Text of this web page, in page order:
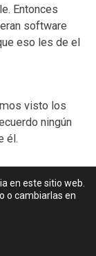
Entonces
software
eso les de el
visto los
ningún
él.
has leido
Si ellos
en este sitio web.
o cambiarlas en